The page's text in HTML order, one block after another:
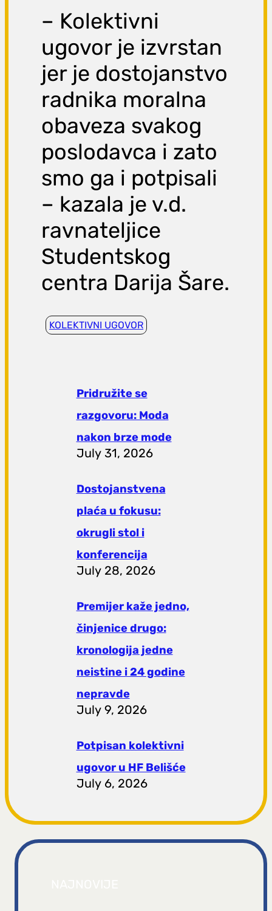
– Kolektivni
ugovor je izvrstan
jer je dostojanstvo
radnika moralna
obaveza svakog
poslodavca i zato
smo ga i potpisali
– kazala je v.d.
ravnateljice
Studentskog
centra Darija Šare.
KOLEKTIVNI UGOVOR
Pridružite se
razgovoru: Moda
nakon brze mode
July 31, 2026
Dostojanstvena
plaća u fokusu:
okrugli stol i
konferencija
July 28, 2026
Premijer kaže jedno,
činjenice drugo:
kronologija jedne
neistine i 24 godine
nepravde
July 9, 2026
Potpisan kolektivni
ugovor u HF Belišće
July 6, 2026